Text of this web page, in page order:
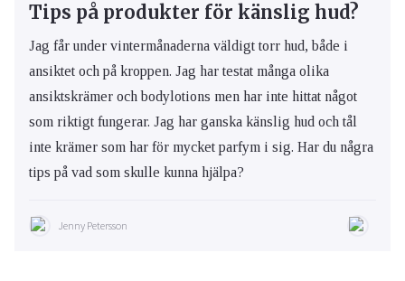
Tips på produkter för känslig hud?
Jag får under vintermånaderna väldigt torr hud, både i
ansiktet och på kroppen. Jag har testat många olika
ansiktskrämer och bodylotions men har inte hittat något
som riktigt fungerar. Jag har ganska känslig hud och tål
inte krämer som har för mycket parfym i sig. Har du några
tips på vad som skulle kunna hjälpa?
Jenny Petersson